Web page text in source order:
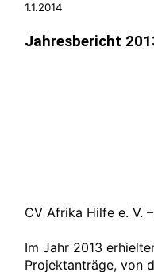
1.1.2014
Jahresbericht
CV Afrika Hilfe e. V.
Im Jahr 2013
Projektanträge, von